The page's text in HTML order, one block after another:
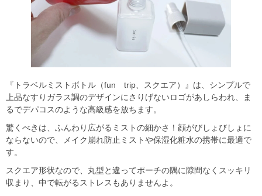
『トラベルミストボトル（fun trip、スクエア）』は、シンプルで
上品なすりガラス調のデザインにさりげないロゴがあしらわれ、ま
るでデパコスのような高級感を放ちます。
驚くべきは、ふんわり広がるミストの細かさ！顔がびしょびしょに
ならないので、メイク崩れ防止ミストや保湿化粧水の携帯に最適で
す。
スクエア形状なので、丸型と違ってポーチの隅に隙間なくスッキリ
収まり、中で転がるストレスもありませんよ。